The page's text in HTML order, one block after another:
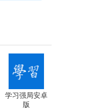
学习强局安卓
版